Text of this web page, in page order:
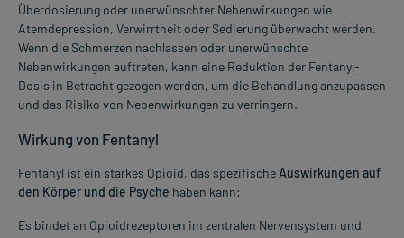
Überdosierung oder unerwünschter Nebenwirkungen wie
Atemdepression, Verwirrtheit oder Sedierung überwacht werden.
Wenn die Schmerzen nachlassen oder unerwünschte
Nebenwirkungen auftreten, kann eine Reduktion der Fentanyl-
Dosis in Betracht gezogen werden, um die Behandlung anzupassen
und das Risiko von Nebenwirkungen zu verringern.
Wirkung von Fentanyl
Fentanyl ist ein starkes Opioid, das spezifische Auswirkungen auf
den Körper und die Psyche haben kann:
Es bindet an Opioidrezeptoren im zentralen Nervensystem und